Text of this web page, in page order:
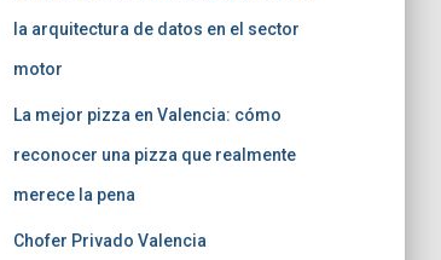
la arquitectura de datos en el sector
motor
La mejor pizza en Valencia: cómo
reconocer una pizza que realmente
merece la pena
Chofer Privado Valencia